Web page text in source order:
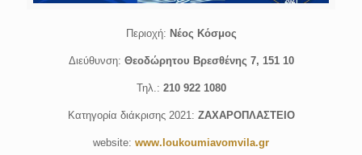
Περιοχή: Νέος Κόσμος
Διεύθυνση: Θεοδώρητου Βρεσθένης 7, 151 10
Τηλ.: 210 922 1080
Κατηγορία διάκρισης 2021: ΖΑΧΑΡΟΠΛΑΣΤΕΙΟ
website: www.loukoumiavomvila.gr